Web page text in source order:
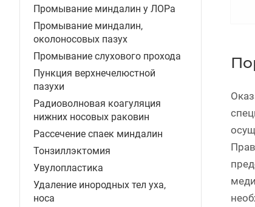
Промывание миндалин у ЛОРа
Промывание миндалин,
околоносовых пазух
Промывание слухового прохода
Пункция верхнечелюстной
пазухи
Радиоволновая коагуляция
нижних носовых раковин
Рассечение спаек миндалин
Тонзиллэктомия
Увулопластика
Удаление инородных тел уха,
носа